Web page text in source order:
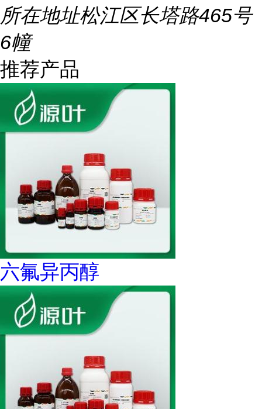
所在地址松江区长塔路465号
6幢
推荐产品
六氟异丙醇